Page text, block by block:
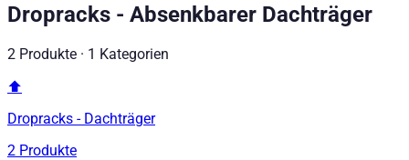
Dropracks - Absenkbarer Dachträger
2 Produkte · 1 Kategorien
⬆️
Dropracks - Dachträger
2 Produkte